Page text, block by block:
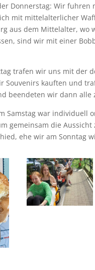
Donnerstag: Wir fuhren
mit mittelalterlicher
aus dem Mittelalter, wo
sind wir mit einer
trafen wir uns mit der
Souvenirs kauften und
beendeten wir dann
Samstag war individuell
gemeinsam die
ehe wir am Sonntag